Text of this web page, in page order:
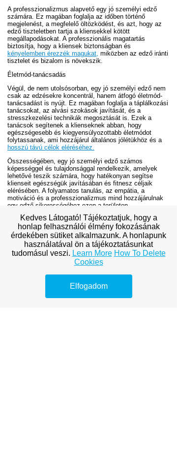
A professzionalizmus alapvető egy jó személyi edző
számára. Ez magában foglalja az időben történő
megjelenést, a megfelelő öltözködést, és azt, hogy az
edző tiszteletben tartja a kliensekkel kötött
megállapodásokat. A professzionális magatartás
biztosítja, hogy a kliensek biztonságban és
kényelemben érezzék magukat, miközben az edző iránti
tisztelet és bizalom is növekszik.
Életmód-tanácsadás
Végül, de nem utolsósorban, egy jó személyi edző nem
csak az edzésekre koncentrál, hanem átfogó életmód-
tanácsadást is nyújt. Ez magában foglalja a táplálkozási
tanácsokat, az alvási szokások javítását, és a
stresszkezelési technikák megosztását is. Ezek a
tanácsok segítenek a klienseknek abban, hogy
egészségesebb és kiegyensúlyozottabb életmódot
folytassanak, ami hozzájárul általános jólétükhöz és a
hosszú távú célok eléréséhez.
Összességében, egy jó személyi edző számos
képességgel és tulajdonsággal rendelkezik, amelyek
lehetővé teszik számára, hogy hatékonyan segítse
klienseit egészségük javításában és fitnesz céljaik
elérésében. A folyamatos tanulás, az empátia, a
motiváció és a professzionalizmus mind hozzájárulnak
egy edző sikerességéhez ezen a területen.
/Contact Us
Kedves Látogató! Tájékoztatjuk, hogy a
honlap felhasználói élmény fokozásának
érdekében sütiket alkalmazunk. A honlapunk
használatával ön a tájékoztatásunkat
tudomásul veszi. Learn More How To Delete
Cookies
Elfogadom